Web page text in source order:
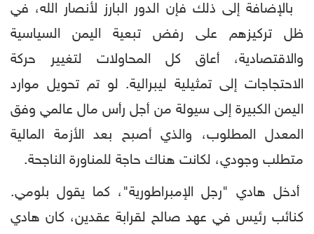
بالإضافة إلى ذلك فإن الدور البارز لأنصار الله، في
ظل تركيزهم على رفض تبعية اليمن السياسية
والاقتصادية، أعاق كل المحاولات لتغيير حركة
الاحتجاجات إلى تمثيلية ليبرالية. لو تم تحويل موارد
اليمن الكبيرة إلى سيولة من أجل رأس مال عالمي وفق
المعدل المطلوب، والذي أصبح بعد الأزمة المالية
متطلب وجودي، لكانت هناك حاجة للمناورة الناجحة.
أدخل هادي "رجل الإمبراطورية"، كما يقول بلومي.
كنائب رئيس في عهد صالح لقرابة عقدين، كان هادي